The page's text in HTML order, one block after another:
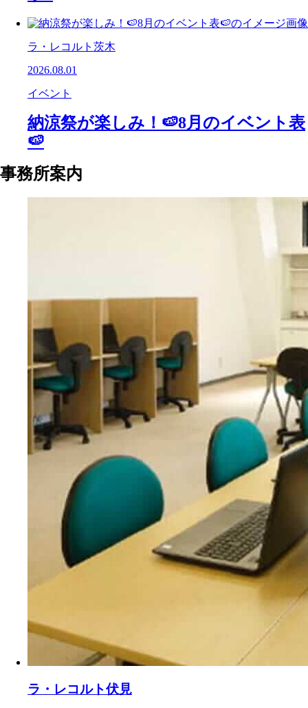
ラ・レコルト茨木
2026.08.01
イベント
納涼祭が楽しみ！🍉8月のイベント表
🍉
事務所案内
ラ・レコルト伏見